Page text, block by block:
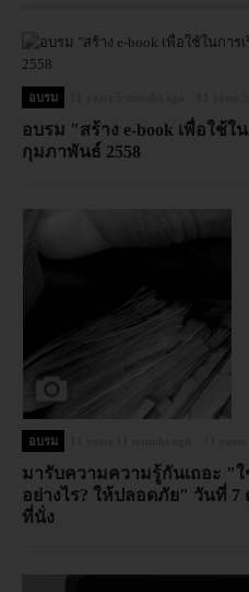
อบรม
อบรม "สร้าง e-book เพื่อใช้ใ
กุมภาพันธ์ 2558
อบรม
มารับความความรู้กันเถอะ "ใ
อย่างไร? ให้ปลอดภัย" วันที่ 7
ที่นั่ง